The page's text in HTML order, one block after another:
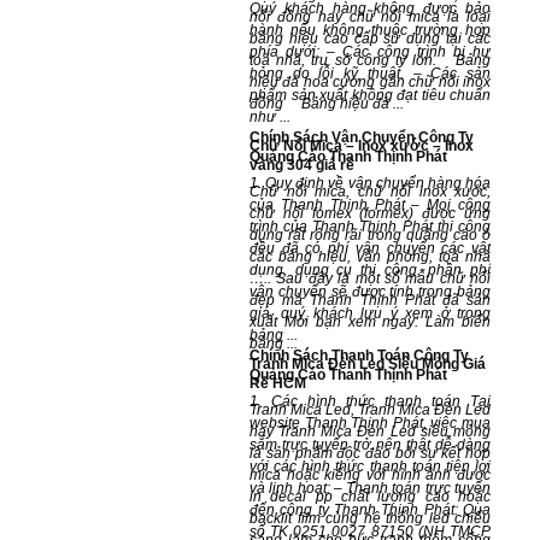
Quý khách hàng không được bảo
hành nếu không thuộc trường hợp
phía dưới: – Các công trình bị hư
hỏng do lỗi kỹ thuật. – Các sản
phẩm sản xuất không đạt tiêu chuẩn
như ...
Chính Sách Vận Chuyển Công Ty
Quảng Cáo Thanh Thịnh Phát
1. Quy định về vận chuyển hàng hóa
của Thanh Thịnh Phát – Mọi công
trình của Thanh Thịnh Phát thi công
đều đã có phí vận chuyển các vật
dụng, dụng cụ thi công, phần phí
vận chuyển sẽ được tính trong bảng
giá, quý khách lưu ý xem ở trong
bảng ...
Chính Sách Thanh Toán Công Ty
Quảng Cáo Thanh Thịnh Phát
1. Các hình thức thanh toán Tại
website Thanh Thịnh Phát, việc mua
sắm trực tuyến trở nên thật dễ dàng
với các hình thức thanh toán tiện lợi
và linh hoạt: – Thanh toán trực tuyến
đến công ty Thanh Thịnh Phát: Qua
số TK 0251 0027 87150 (NH TMCP
nổi đồng hay chữ nổi mica là loại
bảng hiệu cao cấp sử dụng tại các
toà nhà, trụ sở công ty lớn. Bảng
hiệu đá hoa cương gắn chữ nổi inox
đồng Bảng hiệu đá ...
Chữ Nổi Mica – Inox xước – Inox
vàng 304 giá rẻ
Chữ nổi mica, chữ nổi inox xước,
chữ nổi fomex (formex) được ứng
dụng rất rộng rãi trong quảng cáo ở
các bảng hiệu, văn phòng, toà nhà
….. Sau đây là một số mẫu chữ nổi
đẹp mà Thanh Thịnh Phát đã sản
xuất Mời bạn xem ngay: Làm biển
bảng ...
Tranh Mica Đèn Led Siêu Mỏng Giá
Rẻ HCM
Tranh Mica Led, Tranh Mica Đèn Led
hay Tranh Mica Đèn Led siêu mỏng
là sản phẩm độc đáo bởi sự kết hợp
mica hoặc kiếng với hình ảnh được
in decal pp chất lượng cao hoặc
backlit film cùng hệ thống led chiếu